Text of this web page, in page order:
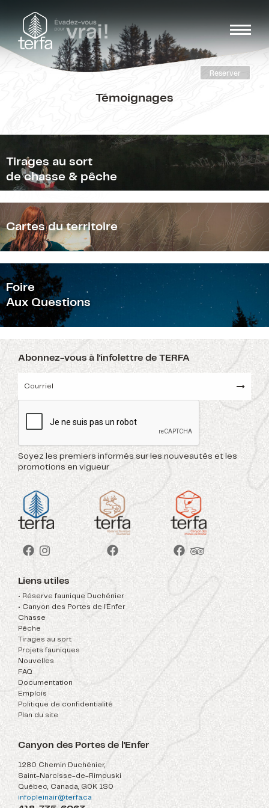
Réserver
Témoignages
Tirages au sort
de chasse & pêche
Cartes du territoire
Foire
Aux Questions
Abonnez-vous à l'infolettre de TERFA
Soyez les premiers informés sur les nouveautés et les
promotions en vigueur
Liens utiles
• Réserve faunique Duchénier
Nouvelles
• Canyon des Portes de l'Enfer
FAQ
Chasse
Documentation
Pêche
Emplois
Tirages au sort
Politique de confidentialité
Projets fauniques
Plan du site
Canyon des Portes de l'Enfer
1280 Chemin Duchénier,
Saint-Narcisse-de-Rimouski
Québec, Canada, G0K 1S0
infopleinair@terfa.ca